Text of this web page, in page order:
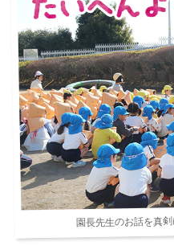
園長先生のお話を真剣